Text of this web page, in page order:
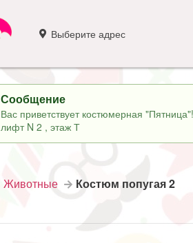
Выберите адрес
Сообщение
Вас приветствует костюмерная
лифт N 2 , этаж Т
Животные Костюм попугая 2